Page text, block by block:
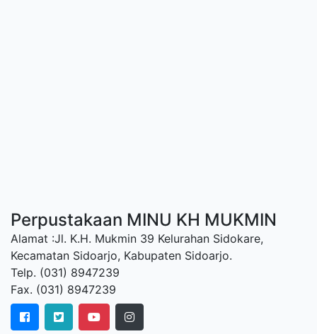
Perpustakaan MINU KH MUKMIN
Alamat :Jl. K.H. Mukmin 39 Kelurahan Sidokare,
Kecamatan Sidoarjo, Kabupaten Sidoarjo.
Telp. (031) 8947239
Fax. (031) 8947239